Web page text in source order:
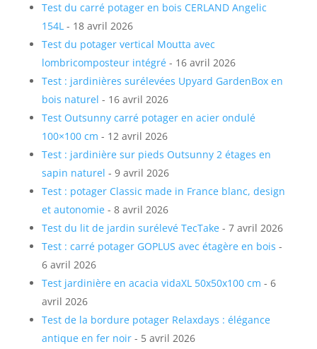
Test du carré potager en bois CERLAND Angelic
154L- 18 avril 2026
Test du potager vertical Moutta avec
lombricomposteur intégré- 16 avril 2026
Test : jardinières surélevées Upyard GardenBox en
bois naturel - 16 avril 2026
Test Outsunny carré potager en acier ondulé
100×100 cm - 12 avril 2026
Test : jardinière sur pieds Outsunny 2 étages en
sapin naturel - 9 avril 2026
Test : potager Classic made in France blanc, design
et autonomie- 8 avril 2026
Test du lit de jardin surélevé TecTake- 7 avril 2026
Test : carré potager GOPLUS avec étagère en bois -
6 avril 2026
Test jardinière en acacia vidaXL 50x50x100 cm - 6
avril 2026
Test de la bordure potager Relaxdays : élégance
antique en fer noir- 5 avril 2026